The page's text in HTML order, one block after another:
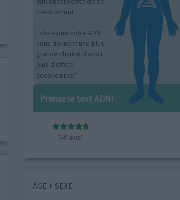
médicament.
Est-ce que votre ADN
vous donnent une plus
grande chance d'avoir
plus d'effets
secondaires?
Prenez le test ADN!
(49 avis)
ÂGE + SEXE